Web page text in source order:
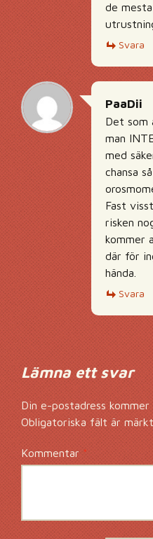
de
Svara
PaaDii
Det som
man
med
chansa
Fast
risken
kommer
där för
hända.
Svara
Lämna ett svar
Din e-postadress
Obligatoriska fält är
Kommentar*